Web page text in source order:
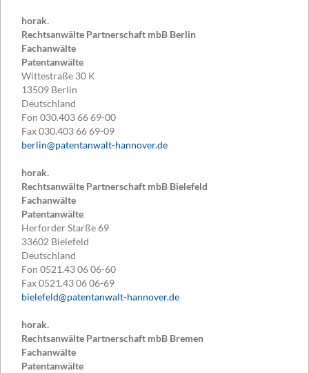
horak.
Rechtsanwälte Partnerschaft mbB Berlin
Fachanwälte
Patentanwälte
Wittestraße 30 K
13509 Berlin
Deutschland
Fon 030.403 66 69-00
Fax030.403 66 69-09
berlin@patentanwalt-hannover.de
horak.
Rechtsanwälte Partnerschaft mbB Bielefeld
Fachanwälte
Patentanwälte
Herforder Starße 69
33602 Bielefeld
Deutschland
Fon 0521.43 06 06-60
Fax0521.43 06 06-69
bielefeld@patentanwalt-hannover.de
horak.
Rechtsanwälte Partnerschaft mbB Bremen
Fachanwälte
Patentanwälte